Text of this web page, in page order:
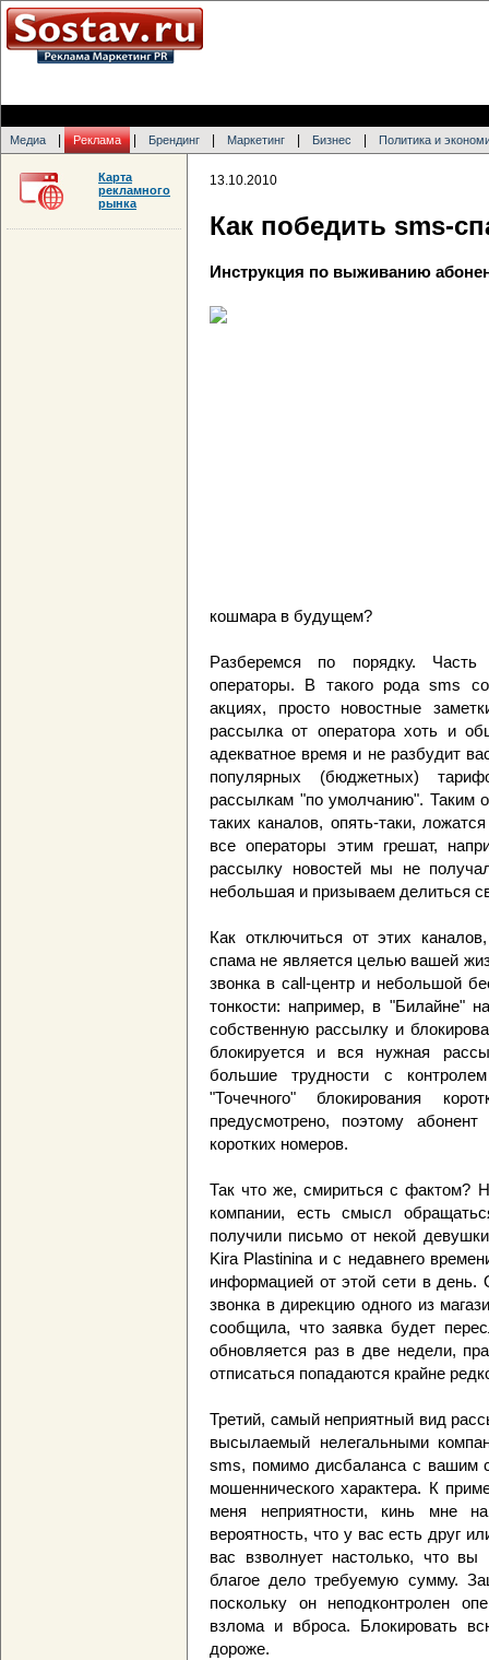
Медиа Реклама Брендинг Маркетинг Бизнес Политика и
13.10.2010
Как победить sms-
Инструкция по выживанию
кошмара в будущем?
Разберемся по порядку.
операторы. В такого рода sms
акциях, просто новостные
рассылка от оператора хоть и
адекватное время и не разбудит
популярных (бюджетных)
рассылкам "по умолчанию". Таким
таких каналов, опять-таки,
все операторы этим грешат,
рассылку новостей мы не
небольшая и призываем делиться
Как отключиться от этих
спама не является целью вашей
звонка в call-центр и небольшой
тонкости: например, в "Билайне"
собственную рассылку и
блокируется и вся нужная
большие трудности с
"Точечного" блокирования
предусмотрено, поэтому
коротких номеров.
Так что же, смириться с фактом?
компании, есть смысл
получили письмо от некой
Kira Plastinina и с недавнего
информацией от этой сети в день.
звонка в дирекцию одного из
сообщила, что заявка будет
обновляется раз в две недели,
отписаться попадаются крайне
Третий, самый неприятный вид
высылаемый нелегальными
sms, помимо дисбаланса с вашим
мошеннического характера. К
меня неприятности, кинь мне
вероятность, что у вас есть друг
вас взволнует настолько, что
благое дело требуемую сумму.
поскольку он неподконтролен
взлома и вброса. Блокировать
дороже.
Карта
рекламного
рынка